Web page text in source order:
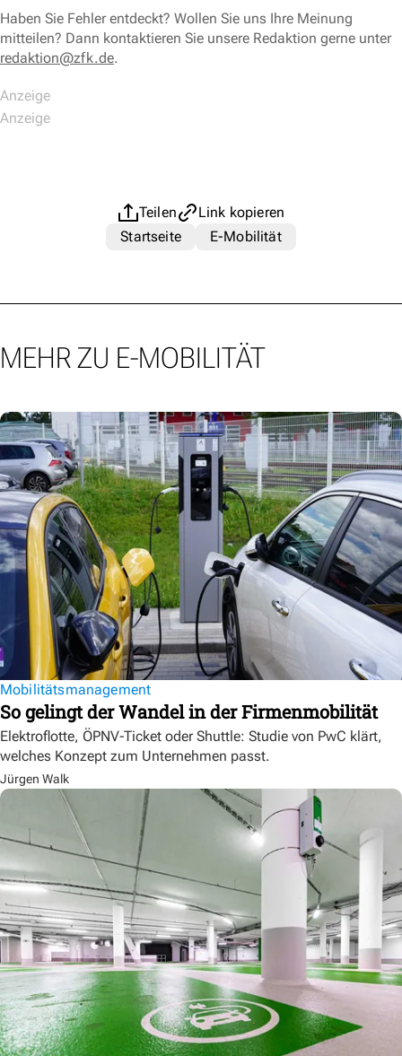
Haben Sie Fehler entdeckt? Wollen Sie uns Ihre Meinung
mitteilen? Dann kontaktieren Sie unsere Redaktion gerne unter
redaktion@zfk.de.
Teilen
Link kopieren
Startseite
E-Mobilität
MEHR ZU E-MOBILITÄT
Mobilitätsmanagement
So gelingt der Wandel in der Firmenmobilität
Elektroflotte, ÖPNV-Ticket oder Shuttle: Studie von PwC klärt,
welches Konzept zum Unternehmen passt.
Jürgen Walk